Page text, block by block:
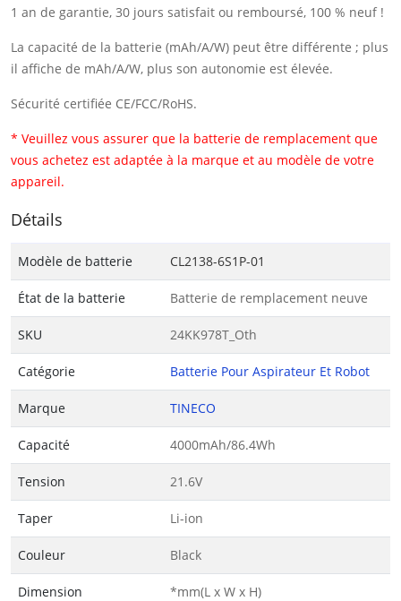
1 an de garantie, 30 jours satisfait ou remboursé, 100 % neuf !
La capacité de la batterie (mAh/A/W) peut être différente ; plus
il affiche de mAh/A/W, plus son autonomie est élevée.
Sécurité certifiée CE/FCC/RoHS.
* Veuillez vous assurer que la batterie de remplacement que
vous achetez est adaptée à la marque et au modèle de votre
appareil.
Détails
Modèle de batterie CL2138-6S1P-01
État de la batterie Batterie de remplacement neuve
SKU 24KK978T_Oth
Catégorie Batterie Pour Aspirateur Et Robot
Marque TINECO
Capacité 4000mAh/86.4Wh
Tension 21.6V
Taper Li-ion
Couleur Black
Dimension *mm(L x W x H)